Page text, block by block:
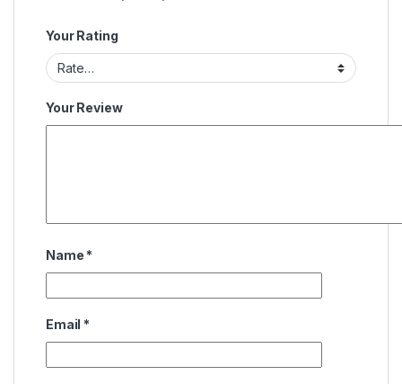
Your Rating
Your Review
Name *
Email *